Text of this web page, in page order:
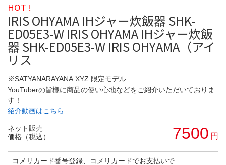
HOT !
IRIS OHYAMA IHジャー炊飯器 SHK-
ED05E3-W IRIS OHYAMA IHジャー炊飯
器 SHK-ED05E3-W IRIS OHYAMA（アイ
リス
※SATYANARAYANA.XYZ 限定モデル
YouTuberの皆様に商品の使い心地などをご紹介いただいておりま
す！
紹介動画はこちら
ネット販売
価格（税込）
7500 円
コメリカード番号登録、コメリカードでお支払いで